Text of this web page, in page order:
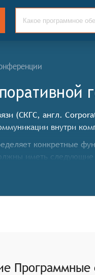
(СКГС, англ.
внутри
конкретные
иметь
системами.
офиса.
Программные